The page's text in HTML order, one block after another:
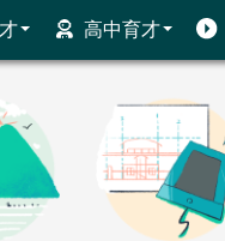
高中育才